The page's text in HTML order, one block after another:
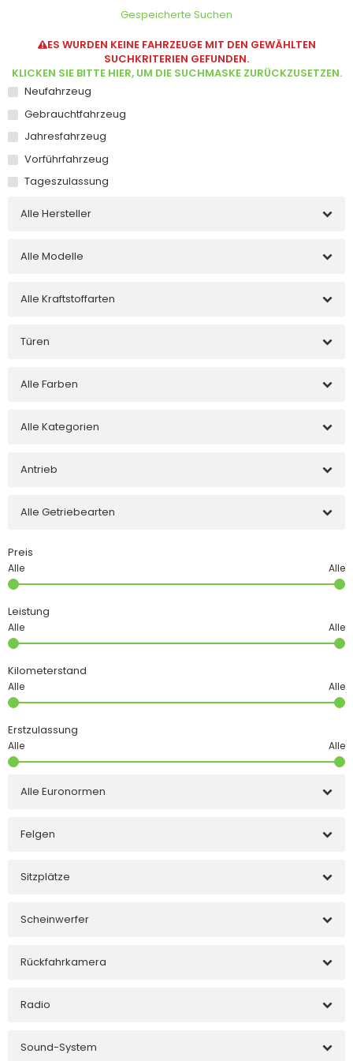
Gespeicherte Suchen
ES WURDEN KEINE FAHRZEUGE MIT DEN GEWÄHLTEN
SUCHKRITERIEN GEFUNDEN.
KLICKEN SIE BITTE HIER, UM DIE SUCHMASKE ZURÜCKZUSETZEN.
Neufahrzeug
Gebrauchtfahrzeug
Jahresfahrzeug
Vorführfahrzeug
Tageszulassung
Alle Hersteller
Alle Modelle
Alle Kraftstoffarten
Türen
Alle Farben
Alle Kategorien
Antrieb
Alle Getriebearten
Preis
Leistung
Kilometerstand
Erstzulassung
Alle Euronormen
Felgen
Sitzplätze
Scheinwerfer
Rückfahrkamera
Radio
Sound-System